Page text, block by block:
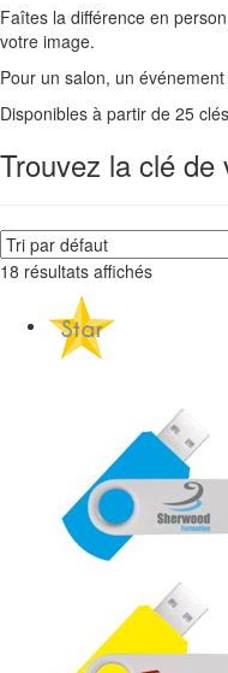
Faîtes la différence en
votre image.
Pour un salon, un
Disponibles à partir de 25
Trouvez la clé
18 résultats affichés